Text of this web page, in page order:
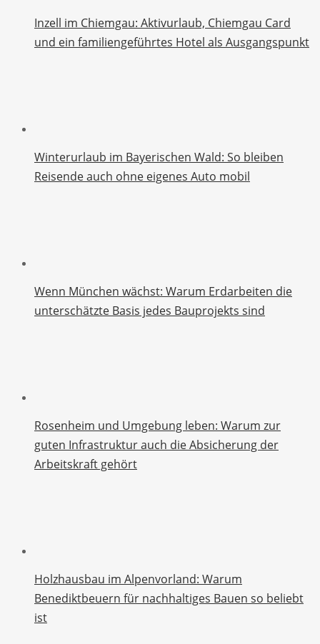
Inzell im Chiemgau: Aktivurlaub, Chiemgau Card
und ein familiengeführtes Hotel als Ausgangspunkt
Winterurlaub im Bayerischen Wald: So bleiben
Reisende auch ohne eigenes Auto mobil
Wenn München wächst: Warum Erdarbeiten die
unterschätzte Basis jedes Bauprojekts sind
Rosenheim und Umgebung leben: Warum zur
guten Infrastruktur auch die Absicherung der
Arbeitskraft gehört
Holzhausbau im Alpenvorland: Warum
Benediktbeuern für nachhaltiges Bauen so beliebt
ist